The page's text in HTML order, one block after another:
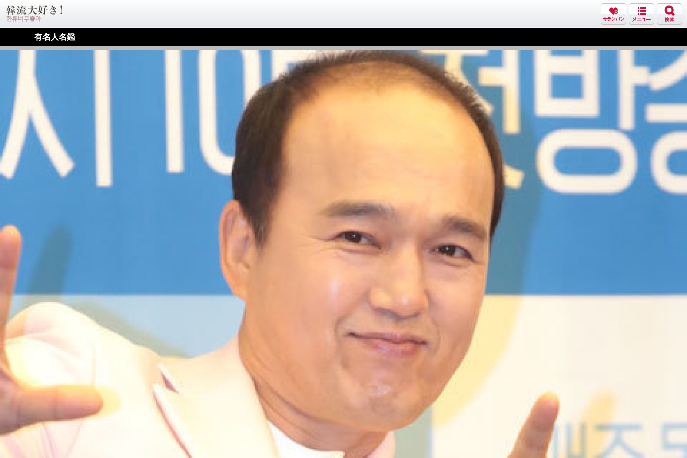
有名人名鑑